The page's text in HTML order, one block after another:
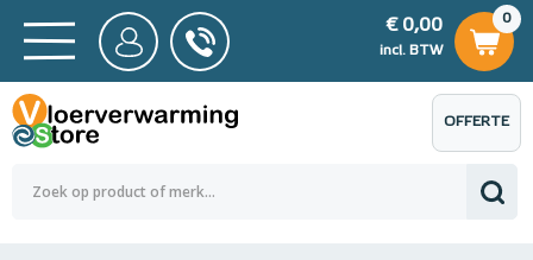
BTW
0,00
0
€ 0,00
incl. BTW
€ 0,00
OFFERTE
AANVRAGEN